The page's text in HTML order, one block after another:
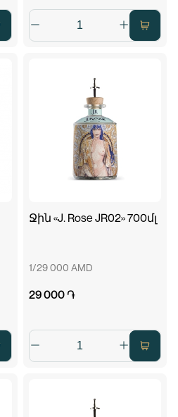
Ջին «J. Rose JR02» 700մլ
1/29 000 AMD
29 000 ֏